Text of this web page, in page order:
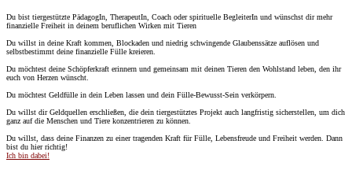
Du bist tiergestützte PädagogIn, TherapeutIn, Coach oder spirituelle BegleiterIn und wünschst dir mehr
finanzielle Freiheit in deinem beruflichen Wirken mit Tieren
Du willst in deine Kraft kommen, Blockaden und niedrig schwingende Glaubenssätze auflösen und
selbstbestimmt deine finanzielle Fülle kreieren.
Du möchtest deine Schöpferkraft erinnern und gemeinsam mit deinen Tieren den Wohlstand leben, den ihr
euch von Herzen wünscht.
Du möchtest Geldfülle in dein Leben lassen und dein Fülle-Bewusst-Sein verkörpern.
Du willst dir Geldquellen erschließen, die dein tiergestütztes Projekt auch langfristig sicherstellen, um dich
ganz auf die Menschen und Tiere konzentrieren zu können.
Du willst, dass deine Finanzen zu einer tragenden Kraft für Fülle, Lebensfreude und Freiheit werden. Dann
bist du hier richtig!
Ich bin dabei!